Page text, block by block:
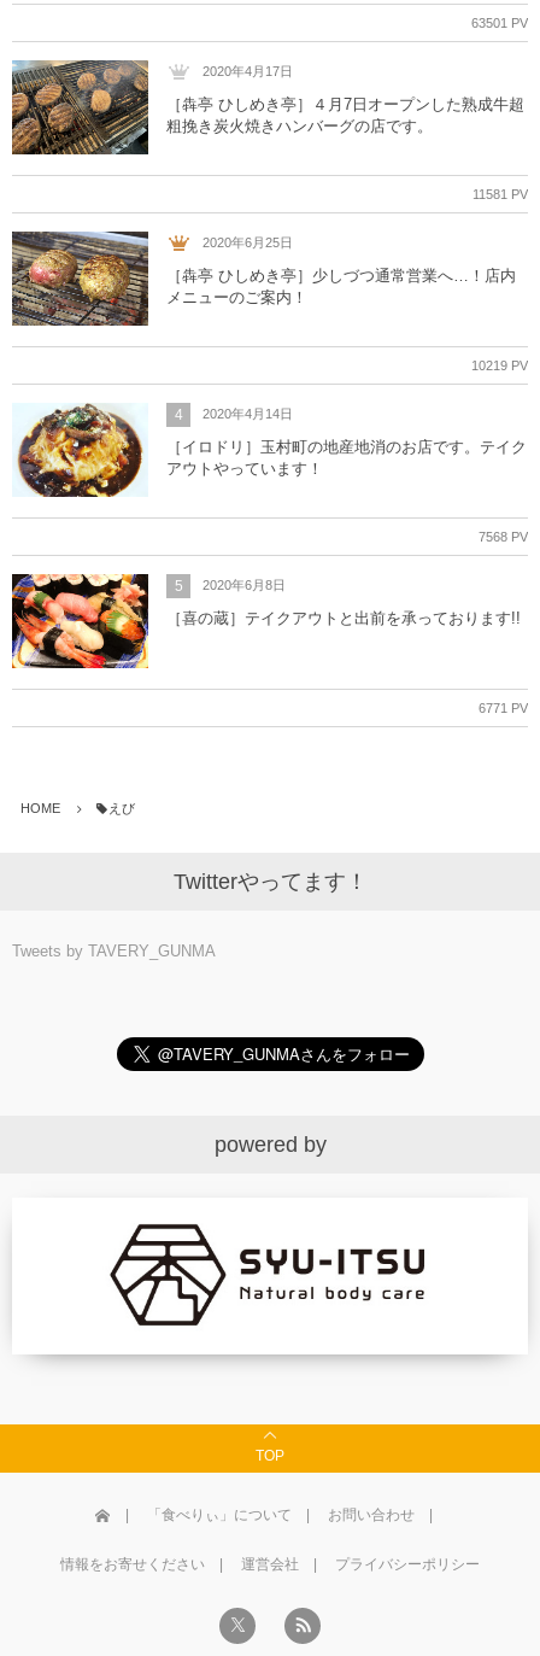
63501 PV
2020年4月17日
［犇亭 ひしめき亭］４月7日オープンした熟成牛超
粗挽き炭火焼きハンバーグの店です。
11581 PV
2020年6月25日
［犇亭 ひしめき亭］少しづつ通常営業へ…！店内
メニューのご案内！
10219 PV
4 2020年4月14日
［イロドリ］玉村町の地産地消のお店です。テイク
アウトやっています！
7568 PV
5 2020年6月8日
［喜の蔵］テイクアウトと出前を承っております!!
6771 PV
HOME えび
Twitterやってます！
Tweets by TAVERY_GUNMA
powered by
TOP
「食べりぃ」について お問い合わせ
情報をお寄せください 運営会社 プライバシーポリシー